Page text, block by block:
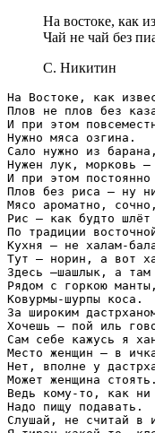
На востоке, как
Чай не чай без
С. Никитин
На Востоке, как
Плов не плов без
И при этом
Нужно мяса озгина.
Сало нужно из барана,
Нужен лук, морковь –
И при этом постоянно
Плов без риса – ну
Мясо ароматно, сочно,
Рис – как будто шлёт
По традиции
Кухня – не халам-
Тут – норин, а вот
Здесь –шашлык, а
Рядом с горкою манты,
Ковурмы-шурпы коса.
За широким
Хочешь – пой иль
Сам себе кажусь я
Место женщин – в
Нет, вполне у
Может женщина стоять.
Ведь кому-то, как ни
Надо пищу подавать.
Слушай, не считай в